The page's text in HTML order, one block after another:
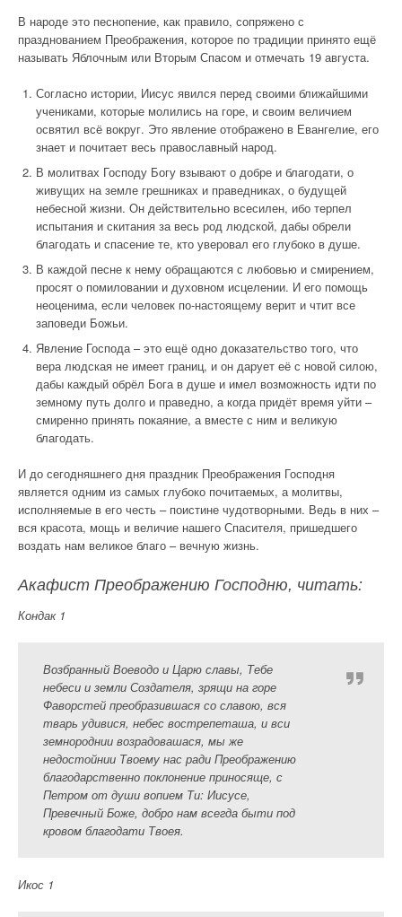
В народе это песнопение, как правило, сопряжено с
празднованием Преображения, которое по традиции принято ещё
называть Яблочным или Вторым Спасом и отмечать 19 августа.
Согласно истории, Иисус явился перед своими ближайшими
учениками, которые молились на горе, и своим величием
освятил всё вокруг. Это явление отображено в Евангелие, его
знает и почитает весь православный народ.
В молитвах Господу Богу взывают о добре и благодати, о
живущих на земле грешниках и праведниках, о будущей
небесной жизни. Он действительно всесилен, ибо терпел
испытания и скитания за весь род людской, дабы обрели
благодать и спасение те, кто уверовал его глубоко в душе.
В каждой песне к нему обращаются с любовью и смирением,
просят о помиловании и духовном исцелении. И его помощь
неоценима, если человек по-настоящему верит и чтит все
заповеди Божьи.
Явление Господа – это ещё одно доказательство того, что
вера людская не имеет границ, и он дарует её с новой силою,
дабы каждый обрёл Бога в душе и имел возможность идти по
земному путь долго и праведно, а когда придёт время уйти –
смиренно принять покаяние, а вместе с ним и великую
благодать.
И до сегодняшнего дня праздник Преображения Господня
является одним из самых глубоко почитаемых, а молитвы,
исполняемые в его честь – поистине чудотворными. Ведь в них –
вся красота, мощь и величие нашего Спасителя, пришедшего
воздать нам великое благо – вечную жизнь.
Акафист Преображению Господню, читать:
Кондак 1
Возбранный Воеводо и Царю славы, Тебе
небеси и земли Создателя, зрящи на горе
Фаворстей преобразившася со славою, вся
тварь удивися, небес вострепеташа, и вси
земнороднии возрадовашася, мы же
недостойнии Твоему нас ради Преображению
благодарственно поклонение приносяще, с
Петром от души вопием Ти: Иисусе,
Превечный Боже, добро нам всегда быти под
кровом благодати Твоея.
Икос 1